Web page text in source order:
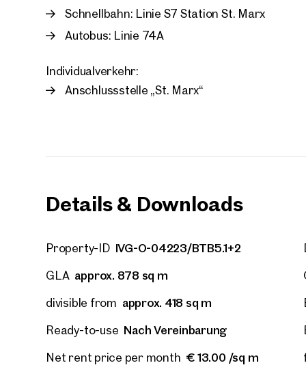
Schnellbahn: Linie S7 Station St. Marx
Autobus: Linie 74A
Individualverkehr:
Anschlussstelle „St. Marx“
Details & Downloads
Property-ID IVG-O-04223/BTB5.1+2
GLA approx. 878 sq m
divisible from approx. 418 sq m
Ready-to-use Nach Vereinbarung
Net rent price per month € 13.00 /sq m
I
I